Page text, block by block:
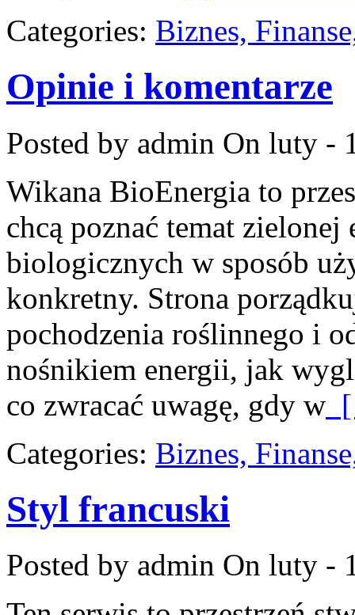
Categories: Biznes,
Opinie i komentarze
Posted by admin On luty -
Wikana BioEnergia to
chcą poznać temat
biologicznych w sposób
konkretny. Strona
pochodzenia roślinnego i
nośnikiem energii, jak
co zwracać uwagę, gdy w
Categories: Biznes,
Styl francuski
Posted by admin On luty -